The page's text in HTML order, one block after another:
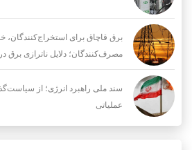
برق قاچاق برای استخراج‌کنندگان،
مصرف‌کنندگان؛ دلایل ناترازی برق در
سند ملی راهبرد انرژی؛ از
عملیاتی